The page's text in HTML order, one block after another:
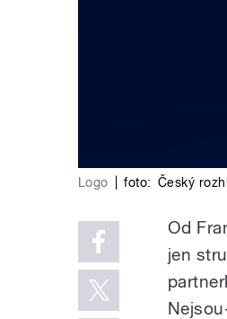
Logo foto: Český
Od
jen